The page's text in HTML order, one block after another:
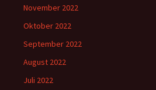
November 2022
Oktober 2022
September 2022
August 2022
Juli 2022